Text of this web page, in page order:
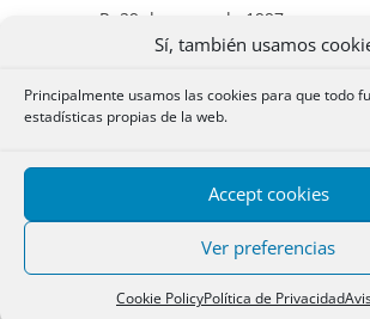
Sí, también usamos
Principalmente usamos las cookies para que todo
estadísticas propias de la web.
Accept cookies
Ver preferencias
Cookie PolicyPolítica de Privacidad
– R. 29 de enero de 1997:
General a pesar de que hubo error
siendo correcta la publicación en el
* No es defecto el que existan
formales en la certificación
anuncios porque la escritura de
acuerdos debe de incluir un